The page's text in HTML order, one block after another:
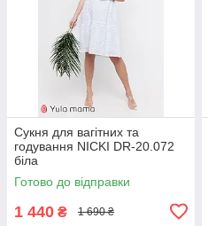
Сукня для вагітних та
годування NICKI DR-20.072
біла
Готово до відправки
1 440 ₴ 1 690 ₴